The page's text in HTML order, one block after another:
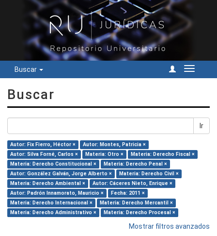
Buscar
Cambiar
Buscar
Ir
Autor: Fix Fierro, Héctor ×
Autor: Montes, Patricia ×
Autor: Silva Forné, Carlos ×
Materia: Otro ×
Materia: Derecho Fiscal ×
Materia: Derecho Constitucional ×
Materia: Derecho Penal ×
Autor: González Galván, Jorge Alberto ×
Materia: Derecho Civil ×
Materia: Derecho Ambiental ×
Autor: Cáceres Nieto, Enrique ×
Autor: Padrón Innamorato, Mauricio ×
Fecha: 2011 ×
Materia: Derecho Internacional ×
Materia: Derecho Mercantil ×
Materia: Derecho Administrativo ×
Materia: Derecho Procesal ×
Mostrar filtros avanzados